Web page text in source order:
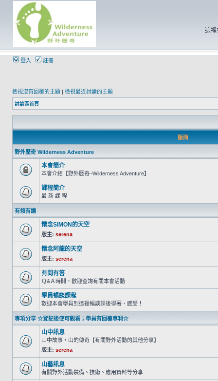
這裡
登入 註冊
檢視沒有回覆的主題 | 檢視最近討論的主題
討論區首頁
版面
野外歷奇 Wilderness Adventure
本會簡介
本會介紹【野外歷奇~Wilderness Adventure】
課程簡介
最 新 課 程
有傾有講
懷念SIMON的天空
版主: serena
懷念阿龍的天空
版主: serena
有問有答
Ｑ&Ａ時間，歡迎查詢有關本會活動
學員暢談課程
歡迎本會學員到這裡暢談課後得著、感受！
專項分享 ☆登記後便可觀看；學員有回覆專利☆
山中訊息
山中故事，山的傳奇【有關野外活動的其他分享】
版主: serena
山藝訊息
有關野外活動裝備、技術、應用資料等分享